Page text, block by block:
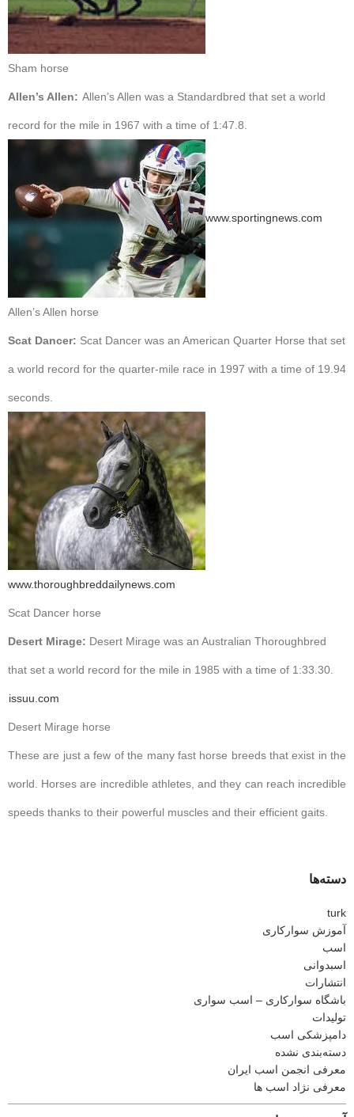
Sham horse
Allen’s Allen: Allen’s Allen was a Standardbred that set a world
record for the mile in 1967 with a time of 1:47.8.
www.sportingnews.com
Allen’s Allen horse
Scat Dancer: Scat Dancer was an American Quarter Horse that set
a world record for the quarter-mile race in 1997 with a time of 19.94
seconds.
www.thoroughbreddailynews.com
Scat Dancer horse
Desert Mirage: Desert Mirage was an Australian Thoroughbred
that set a world record for the mile in 1985 with a time of 1:33.30.
issuu.com
Desert Mirage horse
These are just a few of the many fast horse breeds that exist in the
world. Horses are incredible athletes, and they can reach incredible
speeds thanks to their powerful muscles and their efficient gaits.
دسته‌ها
turk
آموزش سوارکاری
اسب
اسبدوانی
انتشارات
باشگاه سوارکاری – اسب سواری
تولیدات
دامپزشکی اسب
دسته‌بندی نشده
معرفی انجمن اسب ایران
معرفی نژاد اسب ها